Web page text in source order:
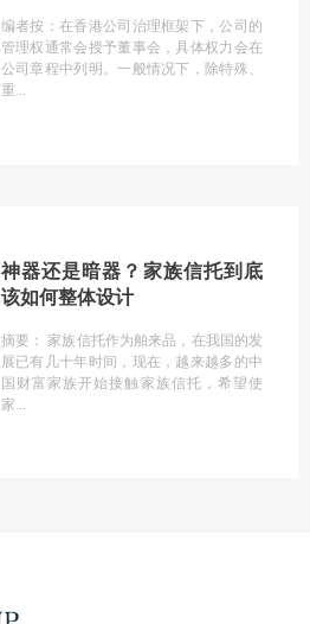
编者按：在香港公司治理框架下，公司的
管理权通常会授予董事会，具体权力会在
公司章程中列明。一般情况下，除特殊、
重
神器还是暗器？家族信托到底
该如何整体设计
摘要： 家族信托作为舶来品，在我国的发
展已有几十年时间，现在，越来越多的中
国财富家族开始接触家族信托，希望使
家